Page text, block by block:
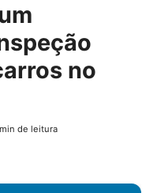
no
de leitura